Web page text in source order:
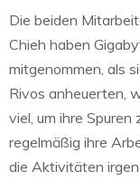
Die beiden
Chieh haben
mitgenommen, als
Rivos anheuerten,
viel, um ihre
regelmäßig ihre
die Aktivitäten